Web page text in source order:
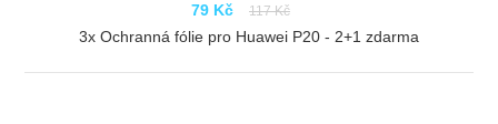
79 Kč 117 Kč
3x Ochranná fólie pro Huawei P20 - 2+1 zdarma